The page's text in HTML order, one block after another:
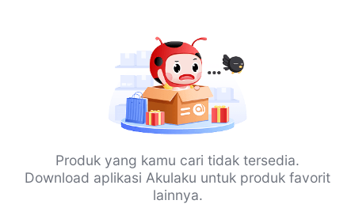
Produk yang kamu cari tidak tersedia.
Download aplikasi Akulaku untuk produk favorit
lainnya.